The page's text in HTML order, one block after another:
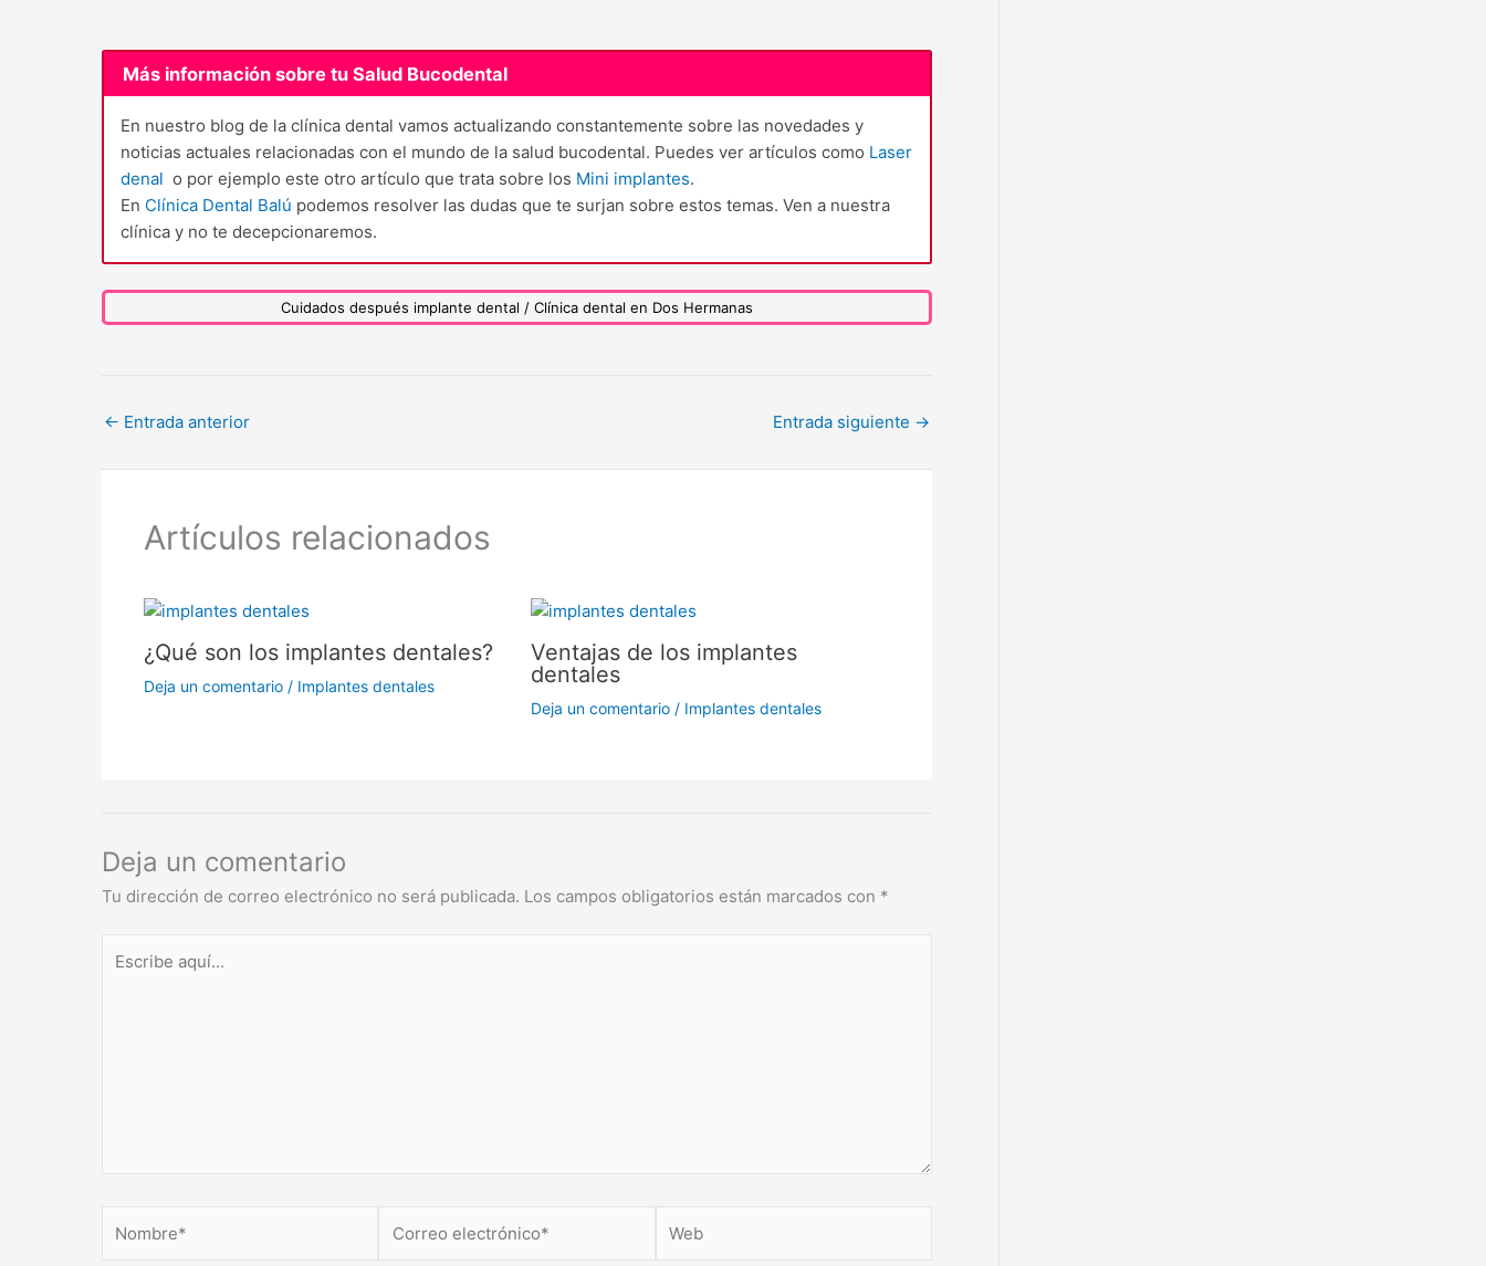
Más información sobre tu Salud Bucodental
En nuestro blog de la clínica dental vamos actualizando constantemente sobre las novedades y
noticias actuales relacionadas con el mundo de la salud bucodental. Puedes ver artículos como Laser
denal o por ejemplo este otro artículo que trata sobre los Mini implantes.
En Clínica Dental Balú podemos resolver las dudas que te surjan sobre estos temas. Ven a nuestra
clínica y no te decepcionaremos.
Cuidados después implante dental / Clínica dental en Dos Hermanas
← Entrada anterior Entrada siguiente →
Artículos relacionados
¿Qué son los implantes dentales?
Deja un comentario / Implantes dentales
Ventajas de los implantes
dentales
Deja un comentario / Implantes dentales
Deja un comentario
Tu dirección de correo electrónico no será publicada. Los campos obligatorios están marcados con *
aquí...
electrónico*